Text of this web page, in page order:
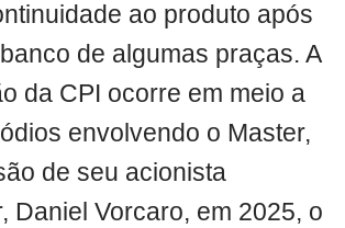
ao produto após
de algumas praças. A
da CPI ocorre em meio a
envolvendo o Master,
de seu acionista
Daniel Vorcaro, em 2025, o